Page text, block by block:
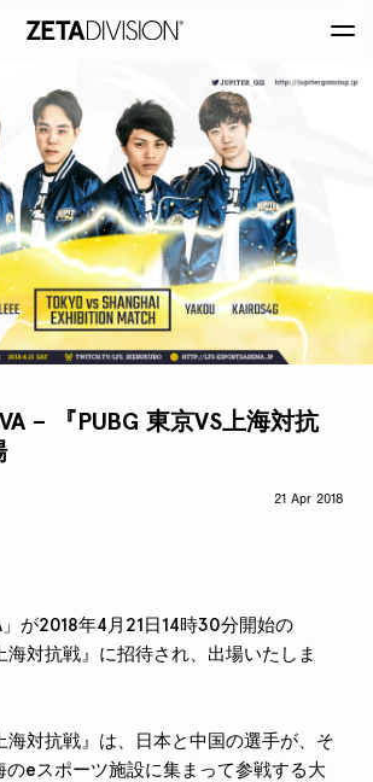
– 『PUBG 東京VS上海対抗
21 Apr 2018
」が2018年4月21日14時30分開始の
海対抗戦』に招待され、出場いたしま
海対抗戦』は、日本と中国の選手が、そ
のeスポーツ施設に集まって参戦する大